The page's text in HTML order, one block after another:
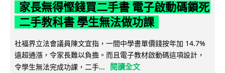
家長無得慳錢買二手書 電子啟動碼鎖死
二手教科書 學生無法做功課
社福界立法會議員陳文宜指，一間中學書單價錢按年加 14.7%
遠超通漲，令家長難以負擔。而且電子教材啟動碼這項設計，
令學生無法完成功課，二手...
閱讀全文